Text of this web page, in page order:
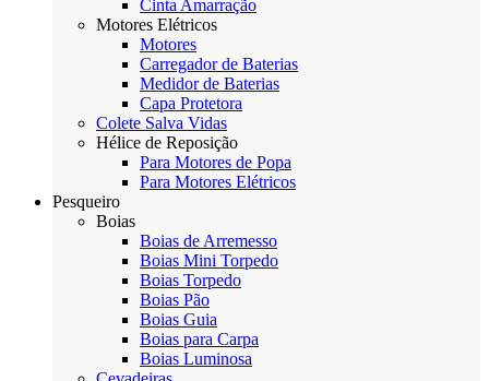
Cinta Amarração
Motores Elétricos
Motores
Carregador de Baterias
Medidor de Baterias
Capa Protetora
Colete Salva Vidas
Hélice de Reposição
Para Motores de Popa
Para Motores Elétricos
Pesqueiro
Boias
Boias de Arremesso
Boias Mini Torpedo
Boias Torpedo
Boias Pão
Boias Guia
Boias para Carpa
Boias Luminosa